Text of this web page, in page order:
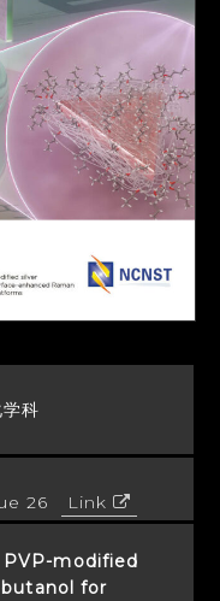
科
26
Link
modified
for